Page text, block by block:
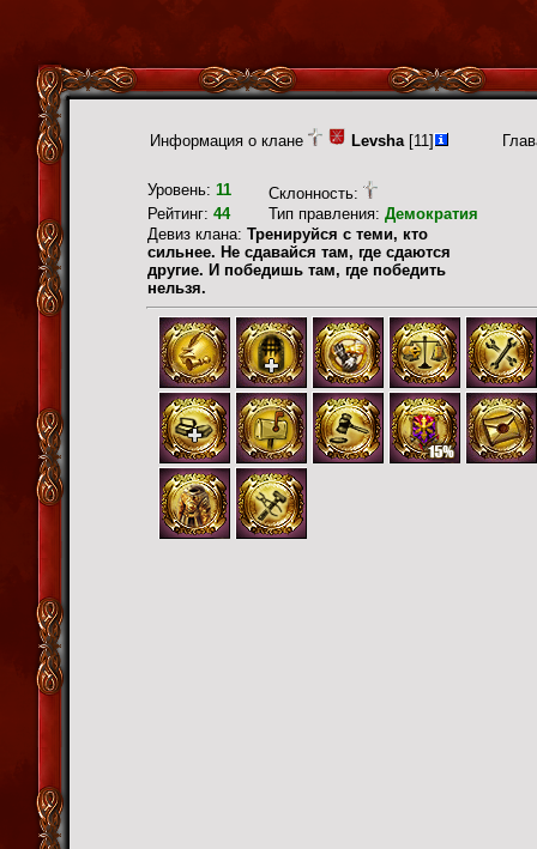
Информация о клане Levsha[11]
Уровень: 11
Склонность:
Рейтинг: 44 Тип правления: Демократия
Девиз клана: Тренируйся с теми, кто
сильнее. Не сдавайся там, где сдаются
другие. И победишь там, где победить
нельзя.